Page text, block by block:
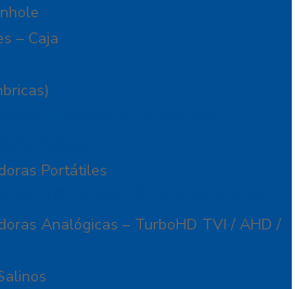
– Caja
Móviles Y Portátiles
Portátiles
HD TurboHD / AHD / HD-TVI
Analógicas – TurboHD TVI / AHD /